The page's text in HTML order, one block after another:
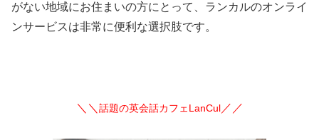
がない地域にお住まいの方にとって、ランカルのオンライ
ンサービスは非常に便利な選択肢です。
＼＼ 話題の英会話カフェLanCul／／